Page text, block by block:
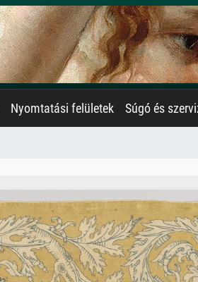
Nyomtatási felületek Súgó és